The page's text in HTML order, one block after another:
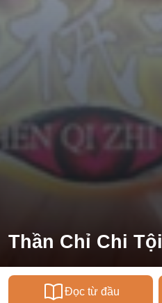
Nữ Cường
Huyền Huyễn
Tổng Tài
Sports
Magic
Thần Chỉ Chi Tội
Đọc từ đầu